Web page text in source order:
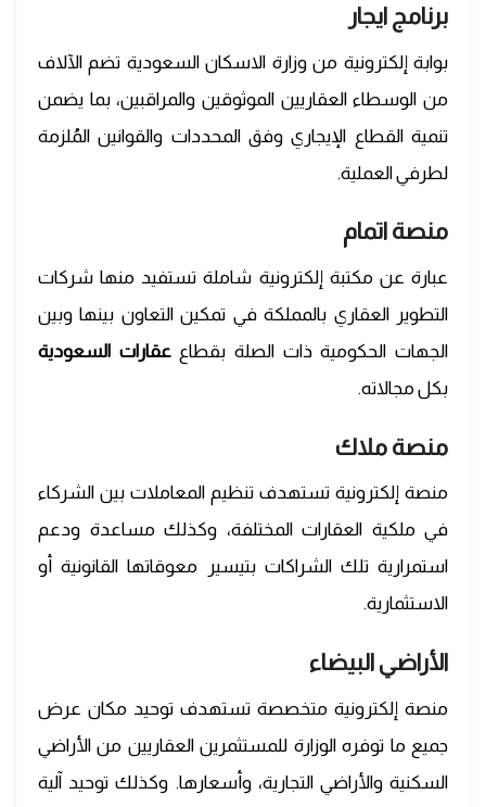
برنامج ايجار
بوابة إلكترونية من وزارة الاسكان السعودية تضم الآلاف
من الوسطاء العقاريين الموثوقين والمراقبين، بما يضمن
تنمية القطاع الإيجاري وفق المحددات والقوانين المُلزمة
لطرفي العملية.
منصة اتمام
عبارة عن مكتبة إلكترونية شاملة تستفيد منها شركات
التطوير العقاري بالمملكة في تمكين التعاون بينها وبين
الجهات الحكومية ذات الصلة بقطاععقارات السعودية
بكل مجالاته.
منصة ملاك
منصة إلكترونية تستهدف تنظيم المعاملات بين الشركاء
في ملكية العقارات المختلفة، وكذلك مساعدة ودعم
استمرارية تلك الشراكات بتيسير معوقاتها القانونية أو
الاستثمارية.
الأراضي البيضاء
منصة إلكترونية متخصصة تستهدف توحيد مكان عرض
جميع ما توفره الوزارة للمستثمرين العقاريين من الأراضي
السكنية والأراضي التجارية، وأسعارها. وكذلك توحيد آلية